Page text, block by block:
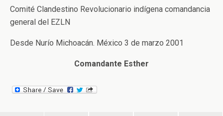
Comité Clandestino Revolucionario indígena comandancia
general del EZLN
Desde Nurío Michoacán. México 3 de marzo 2001
Comandante Esther